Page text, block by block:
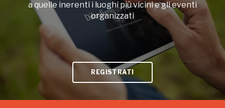
a quelle inerenti i luoghi più vicini e gli eventi
organizzati
REGISTRATI